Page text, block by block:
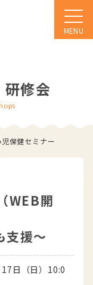
MENU
修会
保健セミナー
WEB開
支援～
日（日）10:0